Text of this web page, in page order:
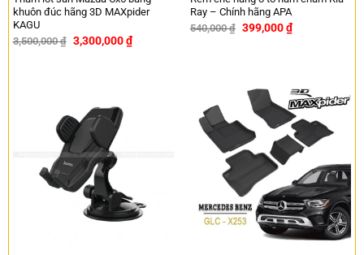
khuôn đúc hãng 3D MAXpider
KAGU
3,500,000₫ 3,300,000₫
Ray – Chính hãng APA
540,000₫ 399,000₫